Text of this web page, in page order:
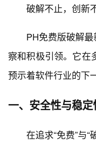
破解不止，创新
PH免费版破解
察和积极引领。它在
预示着软件行业的下
一、安全性与稳
在追求“免费”与